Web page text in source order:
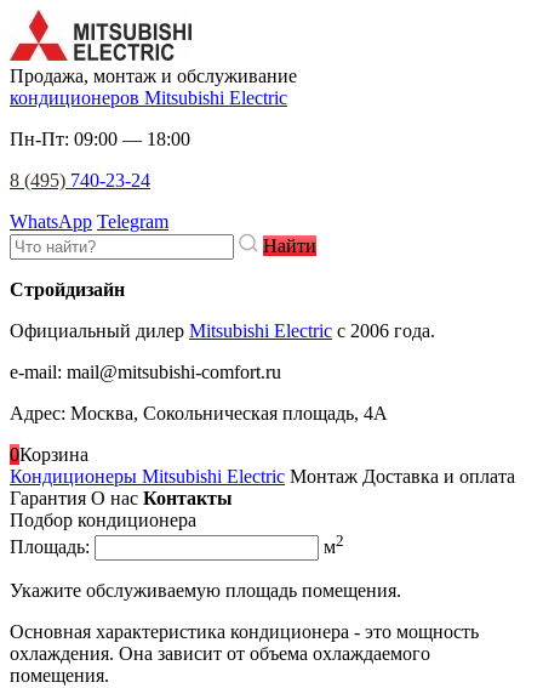
Продажа, монтаж и обслуживание
кондиционеров Mitsubishi Electric
Пн-Пт: 09:00 — 18:00
8 (495) 740-23-24
WhatsApp Telegram
Найти
Стройдизайн
Официальный дилер Mitsubishi Electric c 2006 года.
e-mail: mail@mitsubishi-comfort.ru
Адрес: Москва, Сокольническая площадь, 4А
0Корзина
Кондиционеры Mitsubishi Electric Монтаж Доставка и оплата
Гарантия О нас Контакты
Подбор кондиционера
Площадь:
м2
Укажите обслуживаемую площадь помещения.
Основная характеристика кондиционера - это мощность
охлаждения. Она зависит от объема охлаждаемого
помещения.